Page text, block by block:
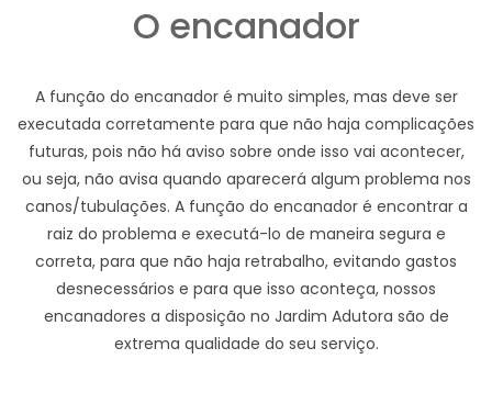
O encanador
A função do encanador é muito simples, mas deve ser
executada corretamente para que não haja complicações
futuras, pois não há aviso sobre onde isso vai acontecer,
ou seja, não avisa quando aparecerá algum problema nos
canos/tubulações. A função do encanador é encontrar a
raiz do problema e executá-lo de maneira segura e
correta, para que não haja retrabalho, evitando gastos
desnecessários e para que isso aconteça, nossos
encanadores a disposição no Jardim Adutora são de
extrema qualidade do seu serviço.